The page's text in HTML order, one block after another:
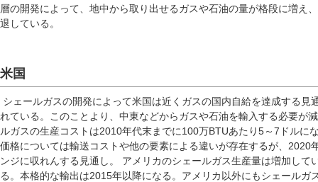
層の開発によって、地中から取り出せるガスや石油の量が格段に増え
退している。
米国
シェールガスの開発によって米国は近くガスの国内自給を達成する見
れている。このことより、中東などからガスや石油を輸入する必要が
ルガスの生産コストは2010年代末までに100万BTUあたり5～7ドルに
価格については輸送コストや他の要素による違いが存在するが、2020
ンジに収れんする見通し。 アメリカのシェールガス生産量は増加して
る。本格的な輸出は2015年以降になる。アメリカ以外にもシェールガ